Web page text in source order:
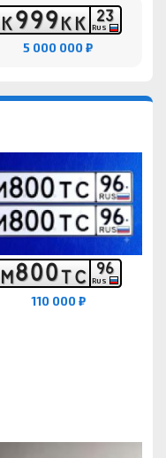
К999КК 23
RUS
5 000 000 ₽
М800ТС 96
RUS
110 000 ₽